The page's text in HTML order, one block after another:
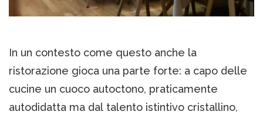
In un contesto come questo anche la
ristorazione gioca una parte forte: a capo delle
cucine un cuoco autoctono, praticamente
autodidatta ma dal talento istintivo cristallino,